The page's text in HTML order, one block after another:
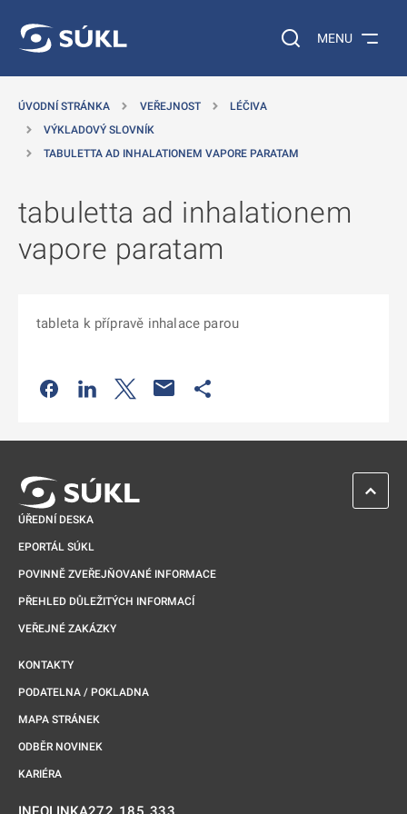
Vyhledávání na
MENU
ÚVODNÍ STRÁNKA VEŘEJNOST
LÉČIVA
VÝKLADOVÝ SLOVNÍK
TABULETTA AD INHALATIONEM VAPORE PARATAM
tabuletta ad inhalationem
vapore paratam
tableta k přípravě inhalace parou
Odkaz se otevře na nové kartě
Odkaz se otevře na nové kartě
Odkaz se otevře na nové kartě
ÚŘEDNÍ DESKA
EPORTÁL SÚKL
POVINNĚ ZVEŘEJŇOVANÉ INFORMACE
PŘEHLED DŮLEŽITÝCH INFORMACÍ
VEŘEJNÉ ZAKÁZKY
KONTAKTY
PODATELNA / POKLADNA
MAPA STRÁNEK
ODBĚR NOVINEK
KARIÉRA
ZPĚT